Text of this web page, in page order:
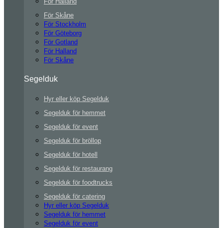
För Skåne
För Stockholm
För Göteborg
För Gotland
För Halland
För Skåne
Segelduk
Hyr eller köp Segelduk
Segelduk för hemmet
Segelduk för event
Segelduk för bröllop
Segelduk för hotell
Segelduk för restaurang
Segelduk för foodtrucks
Segelduk för catering
Hyr eller köp Segelduk
Segelduk för hemmet
Segelduk för event